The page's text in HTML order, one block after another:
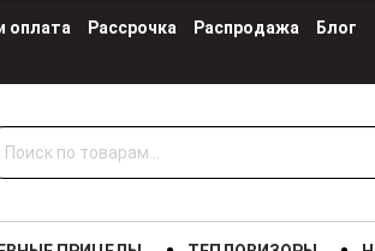
оплата Рассрочка Распродажа
Блог